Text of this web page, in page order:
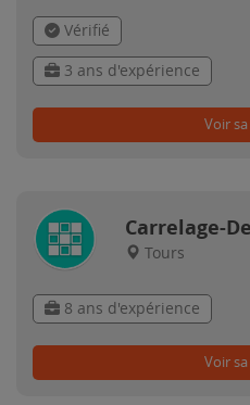
Vérifié
3 ans d'expérience
Voir
Carrelage-
Tours
8 ans d'expérience
Voir